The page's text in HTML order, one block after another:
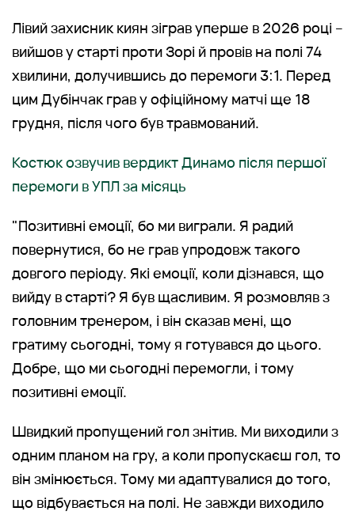
Лівий захисник киян зіграв уперше в 2026 році –
вийшов у старті проти Зорі й провів на полі 74
хвилини, долучившись до перемоги 3:1. Перед
цим Дубінчак грав у офіційному матчі ще 18
грудня, після чого був травмований.
Костюк озвучив вердикт Динамо після першої
перемоги в УПЛ за місяць
"Позитивні емоції, бо ми виграли. Я радий
повернутися, бо не грав упродовж такого
довгого періоду. Які емоції, коли дізнався, що
вийду в старті? Я був щасливим. Я розмовляв з
головним тренером, і він сказав мені, що
гратиму сьогодні, тому я готувався до цього.
Добре, що ми сьогодні перемогли, і тому
позитивні емоції.
Швидкий пропущений гол знітив. Ми виходили з
одним планом на гру, а коли пропускаєш гол, то
він змінюється. Тому ми адаптувалися до того,
що відбувається на полі. Не завжди виходило